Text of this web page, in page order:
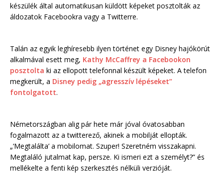
készülék által automatikusan küldött képeket posztolták az
áldozatok Facebookra vagy a Twitterre.
Talán az egyik leghíresebb ilyen történet egy Disney hajókörút
alkalmával esett meg, Kathy McCaffrey a Facebookon
posztolta ki az ellopott telefonnal készült képeket. A telefon
megkerült, a Disney pedig „agresszív lépéseket”
fontolgatott.
Németországban alig pár hete már jóval óvatosabban
fogalmazott az a twitterező, akinek a mobilját ellopták.
„‘Megtalálta’ a mobilomat. Szuper! Szeretném visszakapni.
Megtaláló jutalmat kap, persze. Ki ismeri ezt a személyt?” és
mellékelte a fenti kép szerkesztés nélküli verzióját.